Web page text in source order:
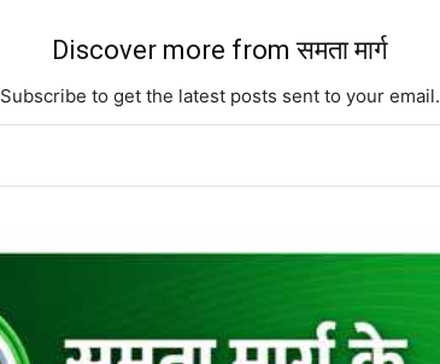
Discover more from समता मार्ग
Subscribe to get the latest posts sent to your email.